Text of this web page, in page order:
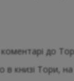
до
книзі Тори,